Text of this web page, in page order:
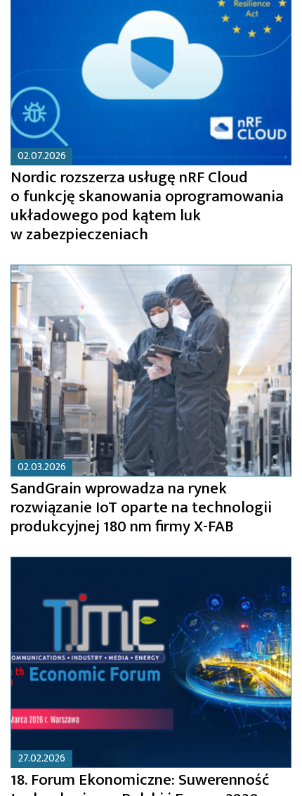
02.07.2026
Nordic rozszerza usługę nRF Cloud
o funkcję skanowania oprogramowania
układowego pod kątem luk
w zabezpieczeniach
02.03.2026
SandGrain wprowadza na rynek
rozwiązanie IoT oparte na technologii
produkcyjnej 180 nm firmy X-FAB
27.02.2026
18. Forum Ekonomiczne: Suwerenność